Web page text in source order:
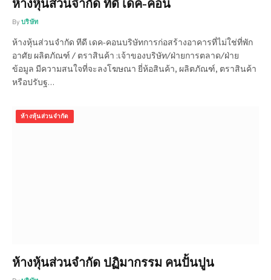
By บริษัท
ห้างหุ้นส่วนจำกัด ทีดี เดค-คอนบริษัทการก่อสร้างอาคารที่ไม่ใช่ที่พัก
อาศัย ผลิตภัณฑ์ / ตราสินค้า :เจ้าของบริษัท/ฝ่ายการตลาด/ฝ่าย
ข้อมูล มีความสนใจที่จะลงโฆษณา ยี่ห้อสินค้า, ผลิตภัณฑ์, ตราสินค้า
หรือปรับฐ…
ห้างหุ้นส่วนจำกัด
ห้างหุ้นส่วนจำกัด ปฏิมากรรม คนปั้นปูน